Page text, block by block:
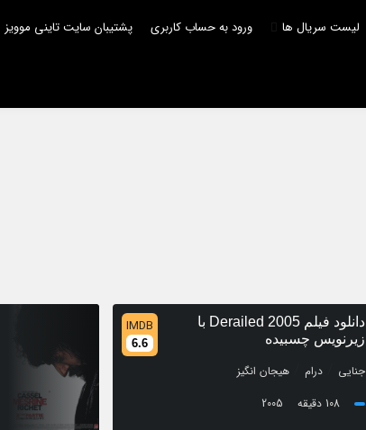
لیست سریال ها ورود به حساب کاربری پشتیبان سایت تاینی موویز
دانلود فیلم Derailed 2005 با
زیرنویس چسبیده
IMDB
6.6
جنایی درام
هیجان انگیز
108 دقیقه
2005